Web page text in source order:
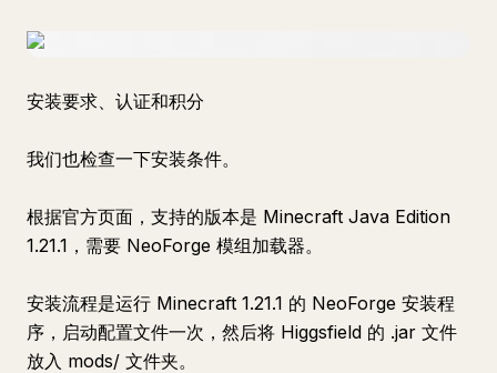
安装要求、认证和积分
我们也检查一下安装条件。
根据官方页面，支持的版本是 Minecraft Java Edition
1.21.1，需要 NeoForge 模组加载器。
安装流程是运行 Minecraft 1.21.1 的 NeoForge 安装程
序，启动配置文件一次，然后将 Higgsfield 的 .jar 文件
放入 mods/ 文件夹。